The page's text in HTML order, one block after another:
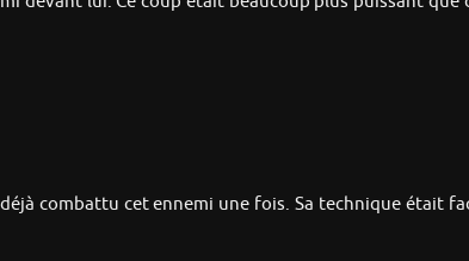
combattu cet ennemi une fois. Sa technique était